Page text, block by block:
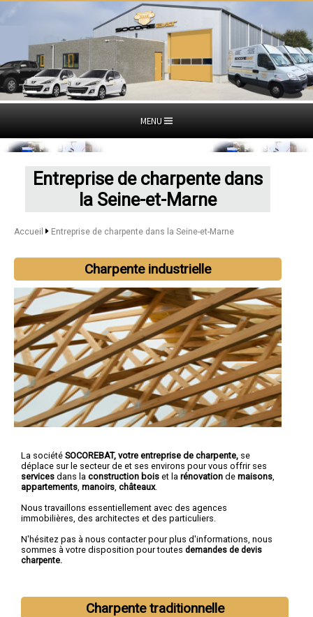
MENU
Entreprise de charpente dans
la Seine-et-Marne
Accueil Entreprise de charpente dans la Seine-et-Marne
Charpente industrielle
La société SOCOREBAT, votre entreprise de charpente, se
déplace sur le secteur de et ses environs pour vous offrir ses
services dans la construction bois et la rénovation de maisons
appartements manoirs châteaux.
Nous travaillons essentiellement avec des agences
immobilières, des architectes et des particuliers.
N'hésitez pas à nous contacter pour plus d'informations, nous
sommes à votre disposition pour toutes demandes de devis
charpente.
Charpente traditionnelle